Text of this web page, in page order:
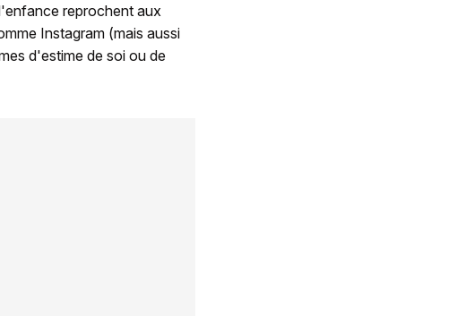
reprochent aux
Instagram (mais aussi
d'estime de soi ou de